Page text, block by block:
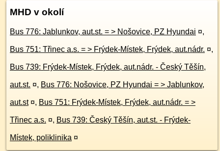
MHD v okolí
Bus 776: Jablunkov, aut.st. = > Nošovice, PZ Hyundai ¤,
Bus 751: Třinec a.s. = > Frýdek-Místek, Frýdek, aut.nádr. ¤,
Bus 739: Frýdek-Místek, Frýdek, aut.nádr. - Český Těšín,
aut.st. ¤, Bus 776: Nošovice, PZ Hyundai = > Jablunkov,
aut.st ¤, Bus 751: Frýdek-Místek, Frýdek, aut.nádr. = >
Třinec a.s. ¤, Bus 739: Český Těšín, aut.st. - Frýdek-
Místek, poliklinika ¤